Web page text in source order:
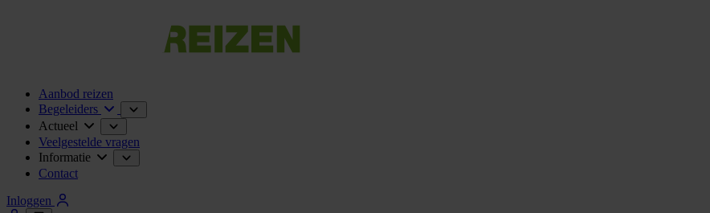
Aanbod reizen
Begeleiders
Actueel
Veelgestelde vragen
Informatie
Contact
Inloggen